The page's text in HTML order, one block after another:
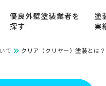
優良外壁塗装業者を
探す
塗
実
て クリア（クリヤー）塗装とは